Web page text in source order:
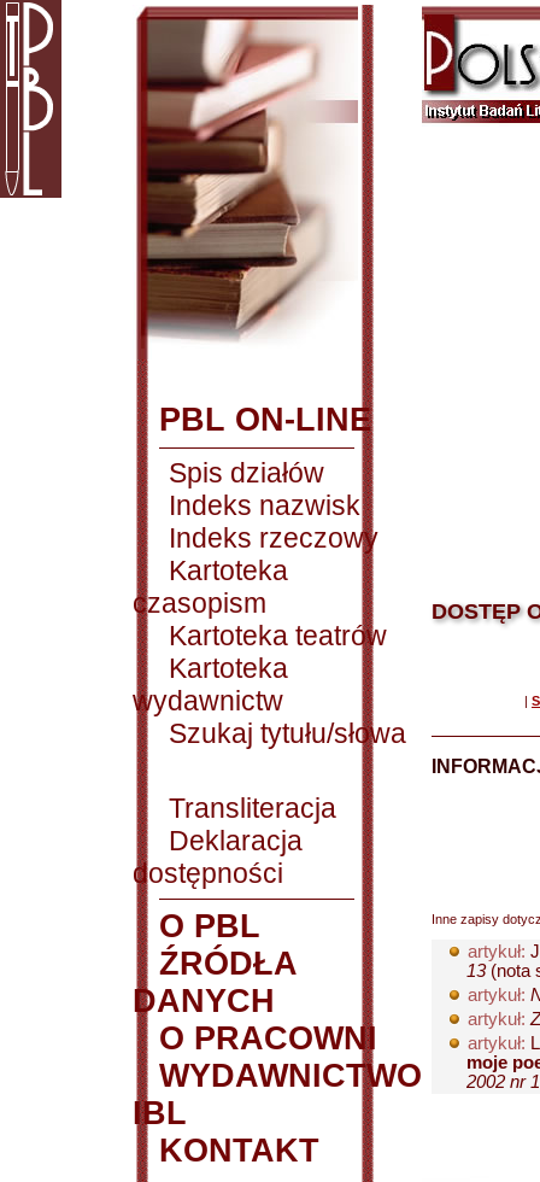
PBL ON-LINE
Spis działów
Indeks nazwisk
Indeks rzeczowy
Kartoteka
czasopism
Kartoteka teatrów
Kartoteka
wydawnictw
Szukaj tytułu/słowa
Transliteracja
Deklaracja
dostępności
O PBL
ŹRÓDŁA
DANYCH
O PRACOWNI
WYDAWNICTWO
IBL
KONTAKT
DOSTĘP
|
Inne zapisy
artykuł:
13(nota
artykuł:
artykuł:
artykuł:
moje
2002 nr